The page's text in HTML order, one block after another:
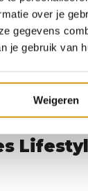
over je
gegevens
je gebruik van
Weigeren